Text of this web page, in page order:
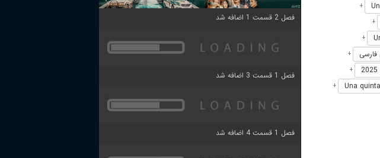
+
+
+
+
+
+
فصل 2 قسمت 1 اضافه شد
فصل 1 قسمت 3 اضافه شد
فصل 1 قسمت 4 اضافه شد